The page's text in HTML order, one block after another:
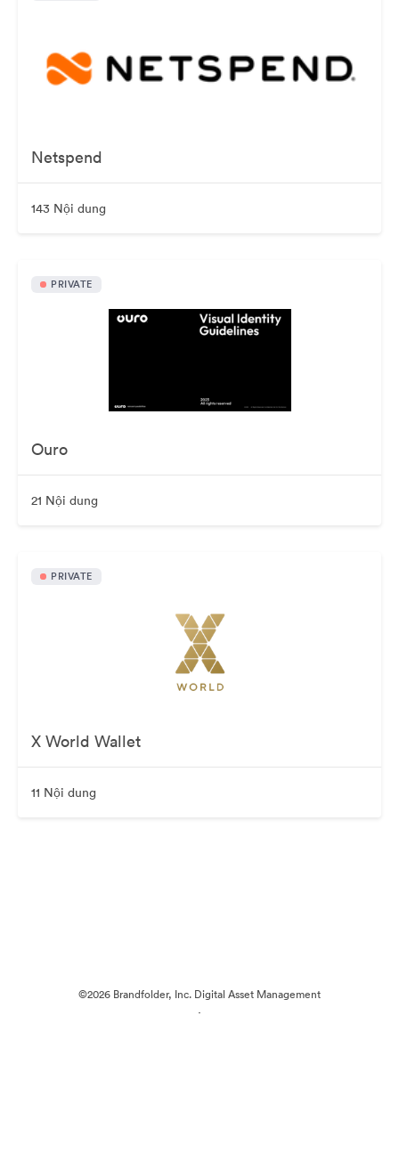
Netspend
143 Nội dung
PRIVATE
Ouro
21 Nội dung
PRIVATE
X World Wallet
11 Nội dung
©2026 Brandfolder, Inc. Digital Asset Management
·